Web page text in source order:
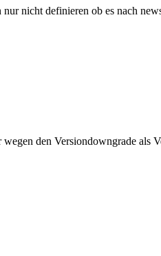
nicht definieren ob es nach
den Versiondowngrade als